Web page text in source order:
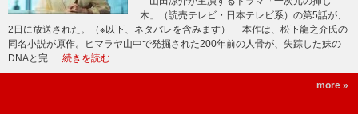
木」（読売テレビ・日本テレビ系）の第5話が、
2日に放送された。（※以下、ネタバレを含みます） 本作は、松下龍之介氏の
同名小説が原作。ヒマラヤ山中で発掘された200年前の人骨が、失踪した妹の
DNAと完 … 続きを読む
more »